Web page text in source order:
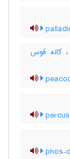
کانه قوس
phos-